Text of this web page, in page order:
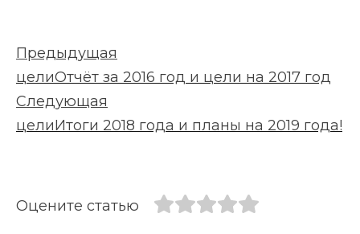
Предыдущая
целиОтчёт за 2016 год и цели на 2017 год
Следующая
целиИтоги 2018 года и планы на 2019 года!
Оцените статью